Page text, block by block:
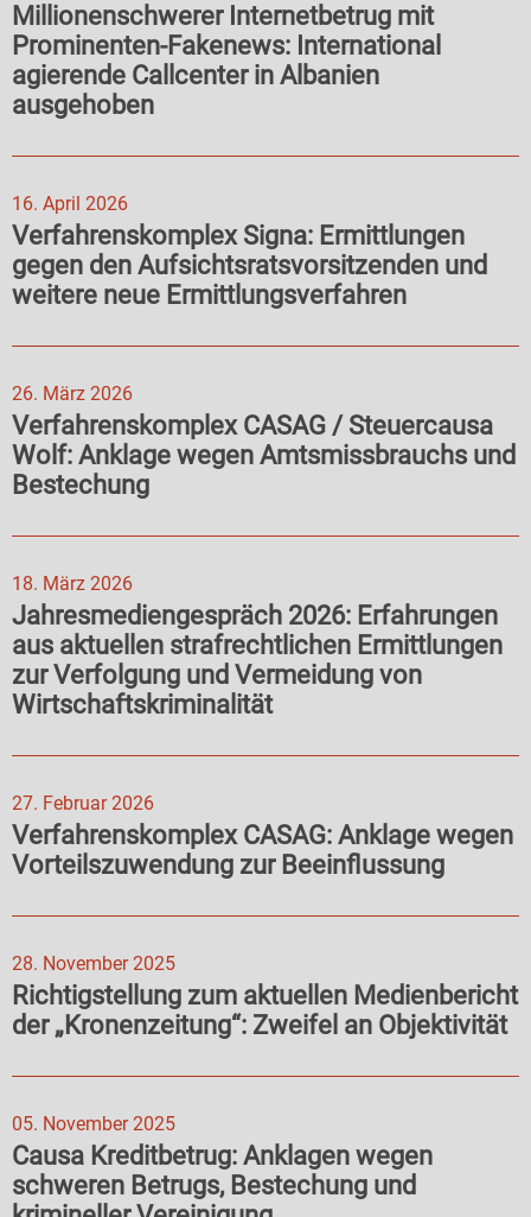
Millionenschwerer Internetbetrug mit
Prominenten-Fakenews: International
agierende Callcenter in Albanien
ausgehoben
16. April 2026
Verfahrenskomplex Signa: Ermittlungen
gegen den Aufsichtsratsvorsitzenden und
weitere neue Ermittlungsverfahren
26. März 2026
Verfahrenskomplex CASAG / Steuercausa
Wolf: Anklage wegen Amtsmissbrauchs und
Bestechung
18. März 2026
Jahresmediengespräch 2026: Erfahrungen
aus aktuellen strafrechtlichen Ermittlungen
zur Verfolgung und Vermeidung von
Wirtschaftskriminalität
27. Februar 2026
Verfahrenskomplex CASAG: Anklage wegen
Vorteilszuwendung zur Beeinflussung
28. November 2025
Richtigstellung zum aktuellen Medienbericht
der „Kronenzeitung“: Zweifel an Objektivität
05. November 2025
Causa Kreditbetrug: Anklagen wegen
schweren Betrugs, Bestechung und